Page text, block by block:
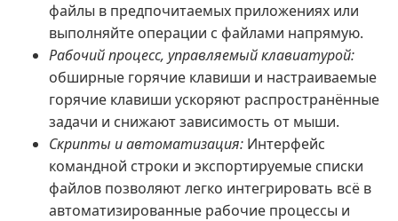
файлы в предпочитаемых приложениях или
выполняйте операции с файлами напрямую.
Рабочий процесс, управляемый клавиатурой:
обширные горячие клавиши и настраиваемые
горячие клавиши ускоряют распространённые
задачи и снижают зависимость от мыши.
Скрипты и автоматизация: Интерфейс
командной строки и экспортируемые списки
файлов позволяют легко интегрировать всё в
автоматизированные рабочие процессы и